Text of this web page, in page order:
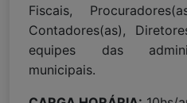
Fiscais,
Contadores(as),
equipes das
municipais.